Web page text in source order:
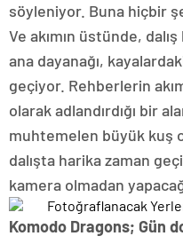
söyleniyor. Buna hiçbir
Ve akımın üstünde, dalış
ana dayanağı,
geçiyor. Rehberlerin
olarak adlandırdığı bir
muhtemelen büyük kuş
dalışta harika zaman
kamera olmadan
Komodo Dragons; Gün